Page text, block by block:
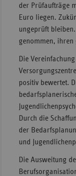
der Prüfaufträge
Euro liegen.
ungeprüft
genommen, ihren
Die
positiv bewertet.
Durch die
der
und
Die Ausweitung